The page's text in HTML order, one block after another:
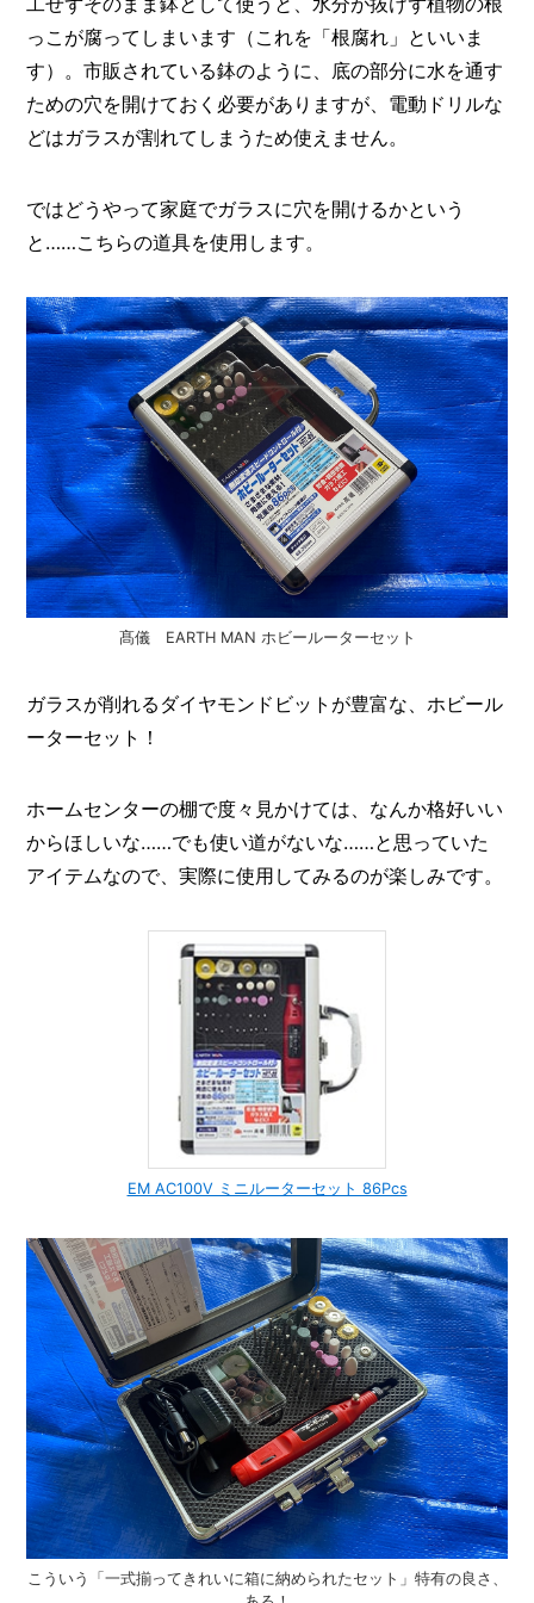
っこが腐ってしまいます（これを「根腐れ」といいま
す）。市販されている鉢のように、底の部分に水を通す
ための穴を開けておく必要がありますが、電動ドリルな
どはガラスが割れてしまうため使えません。
ではどうやって家庭でガラスに穴を開けるかという
と……こちらの道具を使用します。
髙儀 EARTH MAN ホビールーターセット
ガラスが削れるダイヤモンドビットが豊富な、ホビール
ーターセット！
ホームセンターの棚で度々見かけては、なんか格好いい
からほしいな……でも使い道がないな……と思っていた
アイテムなので、実際に使用してみるのが楽しみです。
EM AC100V ミニルーターセット 86Pcs
こういう「一式揃ってきれいに箱に納められたセット」特有の良さ、